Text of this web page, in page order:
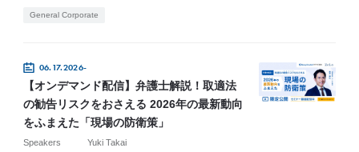
General Corporate
06.17.2026-
【オンデマンド配信】弁護士解説！取適法
の勧告リスクをおさえる 2026年の最新動向
をふまえた「現場の防衛策」
Speakers
Yuki Takai